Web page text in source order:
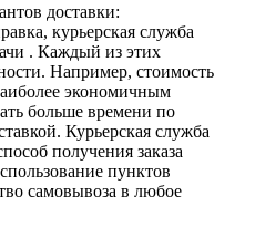
доставки:
курьерская служба
. Каждый из этих
Например, стоимость
экономичным
больше времени по
Курьерская служба
получения заказа
пунктов
самовывоза в любое